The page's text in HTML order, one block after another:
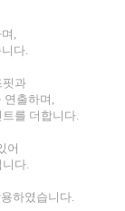
,
다.
핏과
출하며,
를 더합니다.
어
다.
하였습니다.